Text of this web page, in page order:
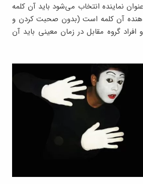
نماینده انتخاب می‌شود باید آن کلمه
دهنده آن کلمه است (بدون صحبت کردن و
گروه مقابل در زمان معینی باید آن